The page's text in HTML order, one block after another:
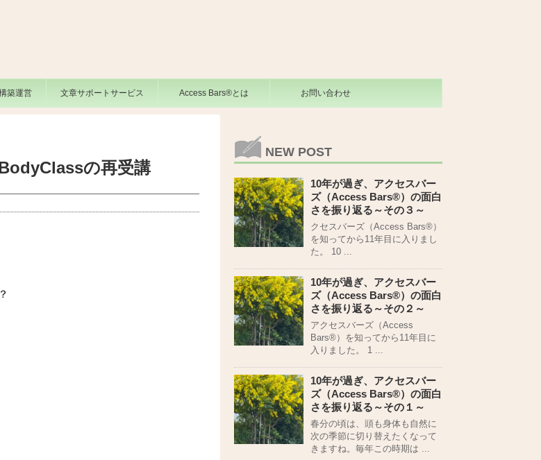
築運営 文章サポートサービス Access Bars®とは お問い合わせ
の再受講
NEW POST
10年が過ぎ、アクセスバー
ズ（Access Bars®）の面白
さを振り返る～その３～
クセスバーズ（Access Bars®）
を知ってから11年目に入りまし
た。 10 ...
10年が過ぎ、アクセスバー
ズ（Access Bars®）の面白
さを振り返る～その２～
アクセスバーズ（Access
Bars®）を知ってから11年目に
入りました。 1 ...
10年が過ぎ、アクセスバー
ズ（Access Bars®）の面白
さを振り返る～その１～
春分の頃は、頭も身体も自然に
次の季節に切り替えたくなって
きますね。毎年この時期は ...